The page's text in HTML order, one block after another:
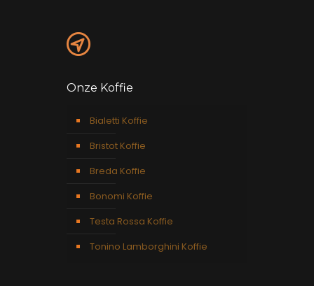
Onze Koffie
Bialetti Koffie
Bristot Koffie
Breda Koffie
Bonomi Koffie
Testa Rossa Koffie
Tonino Lamborghini Koffie